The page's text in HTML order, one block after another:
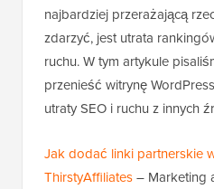
najbardziej przerażającą
zdarzyć, jest utrata
ruchu. W tym artykule
przenieść witrynę
utraty SEO i ruchu z innych
Jak dodać linki partnerskie
ThirstyAffiliates– Marketing